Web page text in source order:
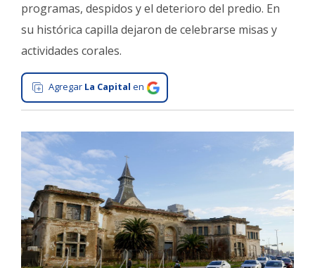
Tecnología
Interés
General
La
Ciudad
Deportes
Arte
y
Espectáculos
Policiales
programas, despidos y el deterioro del predio. En
su histórica capilla dejaron de celebrarse misas y
actividades corales.
Agregar La Capital en